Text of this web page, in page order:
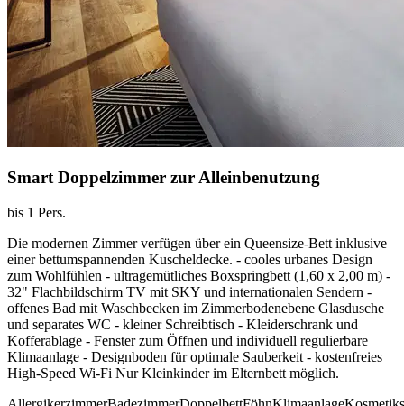
Smart Doppelzimmer zur Alleinbenutzung
bis 1 Pers.
Die modernen Zimmer verfügen über ein Queensize-Bett inklusive
einer bettumspannenden Kuscheldecke. - cooles urbanes Design
zum Wohlfühlen - ultragemütliches Boxspringbett (1,60 x 2,00 m) -
32" Flachbildschirm TV mit SKY und internationalen Sendern -
offenes Bad mit Waschbecken im Zimmerbodenebene Glasdusche
und separates WC - kleiner Schreibtisch - Kleiderschrank und
Kofferablage - Fenster zum Öffnen und individuell regulierbare
Klimaanlage - Designboden für optimale Sauberkeit - kostenfreies
High-Speed Wi-Fi Nur Kleinkinder im Elternbett möglich.